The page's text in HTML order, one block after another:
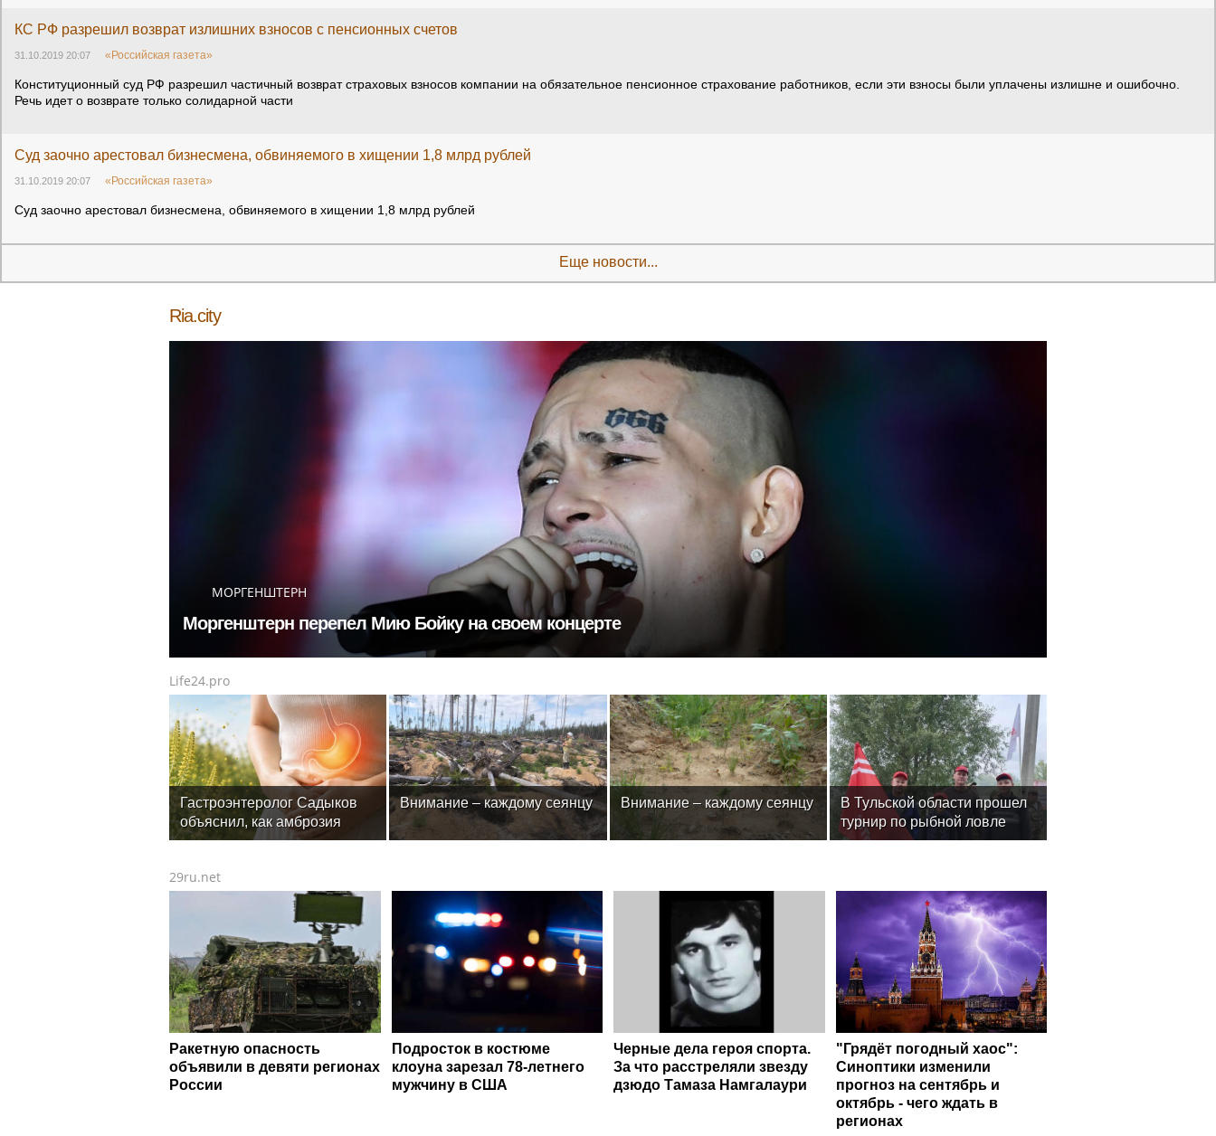
КС РФ разрешил возврат излишних взносов с пенсионных счетов
31.10.2019 20:07 «Российская газета»
Конституционный суд РФ разрешил частичный возврат страховых взносов компании на обязательное пенсионное страхование работников, если эти взносы были уплачены излишне и ошибочно.
Речь идет о возврате только солидарной части
Суд заочно арестовал бизнесмена, обвиняемого в хищении 1,8 млрд рублей
31.10.2019 20:07 «Российская газета»
Суд заочно арестовал бизнесмена, обвиняемого в хищении 1,8 млрд рублей
Еще новости...
Ria.city
МОРГЕНШТЕРН
Моргенштерн перепел Мию Бойку на своем концерте
Life24.pro
Гастроэнтеролог Садыков
объяснил, как амброзия
может влиять на ЖКТ
Внимание – каждому сеянцу Внимание – каждому сеянцу
В Тульской области прошел
турнир по рыбной ловле
среди команд
29ru.net
Ракетную опасность
объявили в девяти регионах
России
Подросток в костюме
клоуна зарезал 78-летнего
мужчину в США
Черные дела героя спорта.
За что расстреляли звезду
дзюдо Тамаза Намгалаури
"Грядёт погодный хаос":
Синоптики изменили
прогноз на сентябрь и
октябрь - чего ждать в
регионах